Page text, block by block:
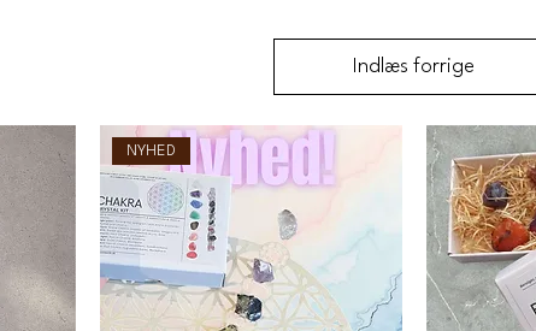
Indlæs forrige
NYHED